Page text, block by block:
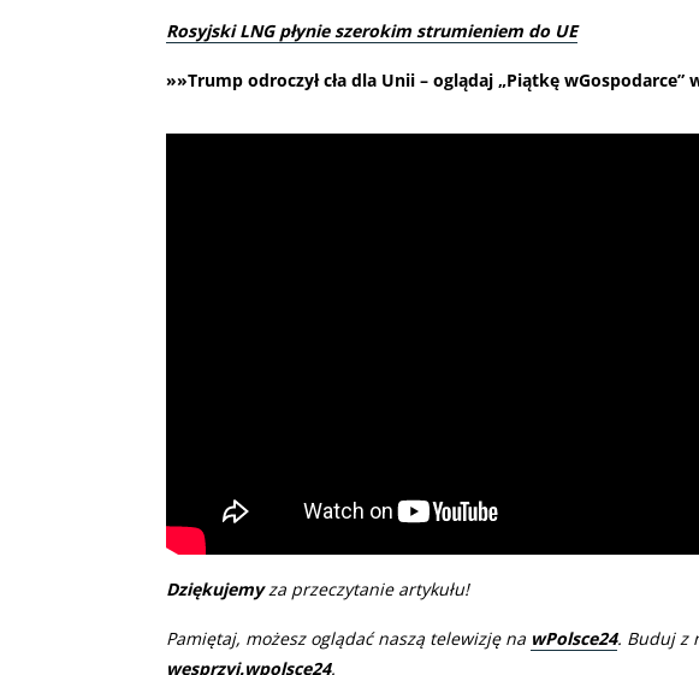
Rosyjski LNG płynie szerokim strumieniem do UE
»»Trump odroczył cła dla Unii – oglądaj „Piątkę wGospodarce”
Dziękujemyza przeczytanie artykułu!
Pamiętaj, możesz oglądać naszą telewizję na wPolsce24. Buduj z
wesprzyj.wpolsce24.